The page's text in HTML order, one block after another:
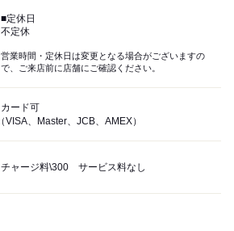
■定休日
不定休
営業時間・定休日は変更となる場合がございますの
で、ご来店前に店舗にご確認ください。
カード可
（VISA、Master、JCB、AMEX）
チャージ料\300 サービス料なし